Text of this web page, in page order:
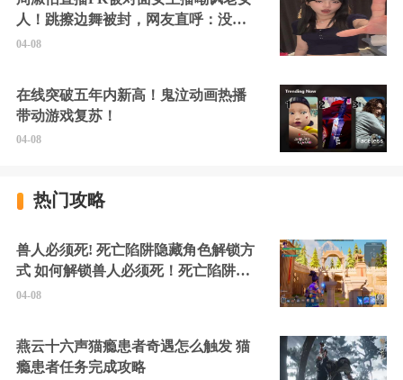
人！跳擦边舞被封，网友直呼：没边
硬擦封的好！
04-08
在线突破五年内新高！鬼泣动画热播
带动游戏复苏！
04-08
热门攻略
兽人必须死! 死亡陷阱隐藏角色解锁方
式 如何解锁兽人必须死！死亡陷阱中
的隐藏角色
04-08
燕云十六声猫瘾患者奇遇怎么触发 猫
瘾患者任务完成攻略